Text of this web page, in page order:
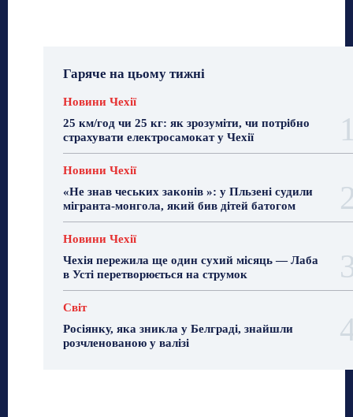
Гаряче на цьому тижні
Новини Чехії
25 км/год чи 25 кг: як зрозуміти, чи потрібно
страхувати електросамокат у Чехії
Новини Чехії
«Не знав чеських законів »: у Пльзені судили
мігранта-монгола, який бив дітей батогом
Новини Чехії
Чехія пережила ще один сухий місяць — Лаба
в Усті перетворюється на струмок
Світ
Росіянку, яка зникла у Белграді, знайшли
розчленованою у валізі